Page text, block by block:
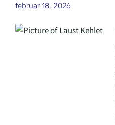
februar 18, 2026